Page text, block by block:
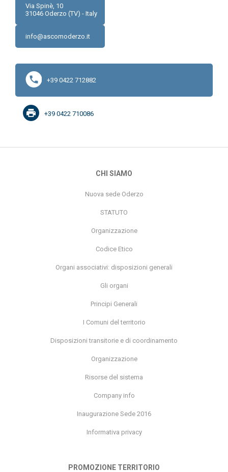
Via Spinè, 10
31046 Oderzo (TV) - Italy
info@ascomoderzo.it
+39 0422 712882
+39 0422 710086
CHI SIAMO
Nuova sede Oderzo
STATUTO
Organizzazione
Codice Etico
Organi associativi: disposizioni generali
Gli organi
Principi Generali
I Comuni del territorio
Disposizioni transitorie e di coordinamento
Organizzazione
Risorse del sistema
Company info
Inaugurazione Sede 2016
Informativa privacy
PROMOZIONE TERRITORIO